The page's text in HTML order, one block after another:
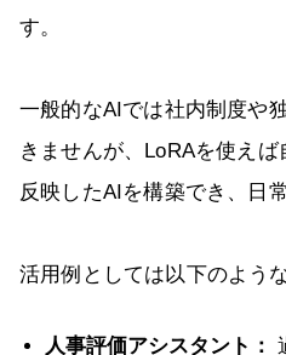
す。
一般的なAIでは社内制度や
きませんが、LoRAを使え
反映したAIを構築でき、日
活用例としては以下のよう
人事評価アシスタント：